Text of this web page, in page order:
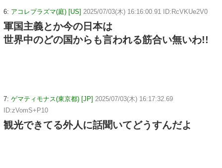
6: アコレプラズマ(庭) [US] 2025/07/03(木) 16:16:00.91 ID:RcVKUe2V0
軍国主義とか今の日本は
世界中のどの国からも言われる筋合い無いわ!!
7: ゲマティモナス(東京都) [JP] 2025/07/03(木) 16:17:32.69
ID:zVomS+P10
観光できてる外人に話聞いてどうすんだよ